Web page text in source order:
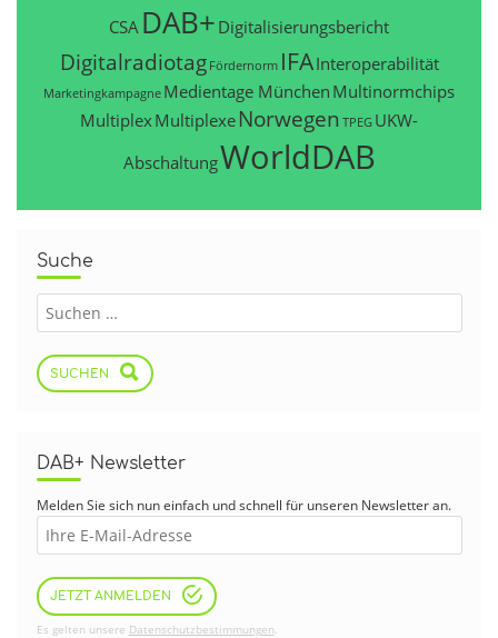
CSA DAB+ Digitalisierungsbericht
Digitalradiotag Fördernorm IFAInteroperabilität
Marketingkampagne Medientage München Multinormchips
Multiplex Multiplexe Norwegen TPEG UKW-
AbschaltungWorldDAB
Suche
SUCHEN
DAB+ Newsletter
Melden Sie sich nun einfach und schnell für unseren Newsletter an.
JETZT ANMELDEN
Es gelten unsere Datenschutzbestimmungen.